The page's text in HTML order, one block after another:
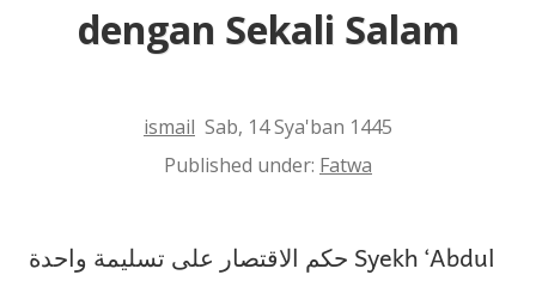
dengan Sekali Salam
ismail Sab, 14 Sya'ban 1445
Published under: Fatwa
حكم الاقتصار على تسليمة واحدة Syekh ‘Abdul